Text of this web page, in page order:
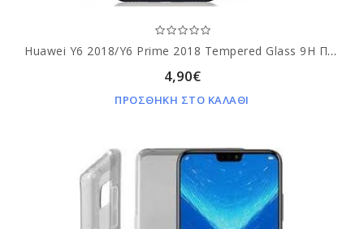
Huawei Y6 2018/Y6 Prime 2018 Tempered Glass 9H Προστασία Οθόνης
4,90€
ΠΡΟΣΘΗΚΗ ΣΤΟ ΚΑΛΑΘΙ